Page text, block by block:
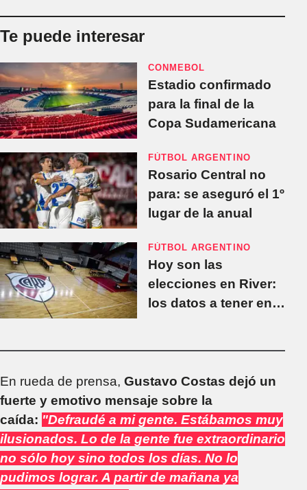
Te puede interesar
CONMEBOL
Estadio confirmado
para la final de la
Copa Sudamericana
FÚTBOL ARGENTINO
Rosario Central no
para: se aseguró el 1º
lugar de la anual
FÚTBOL ARGENTINO
Hoy son las
elecciones en River:
los datos a tener en
En rueda de prensa, Gustavo Costas dejó un
fuerte y emotivo mensaje sobre la
caída: "Defraudé a mi gente. Estábamos muy
ilusionados. Lo de la gente fue extraordinario
no sólo hoy sino todos los días. No lo
pudimos lograr. A partir de mañana ya